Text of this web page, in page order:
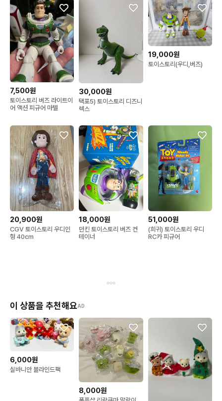
7,500원
토이스토리 버즈 라이트이
어 액션 피규어 마텔
30,000원
택포5) 토이스토리 디즈니
렉스
19,000원
토이스토리(우디,버즈)
20,900원
CGV 토이스토리 우디인
형 40cm
18,000원
던킨 토이스토리 버즈 컨
테이너
51,000원
(희귀) 토이스토리 우디
RC카 피규어
이 상품을 추천해요AD
6,000원
실바니안 블라인드팩
8,000원